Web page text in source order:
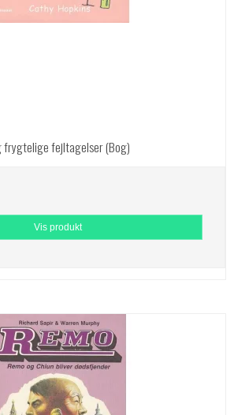
frygtelige fejltagelser (Bog)
Vis produkt